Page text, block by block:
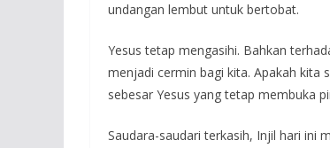
undangan lembut untuk bertobat.
Yesus tetap mengasihi. Bahkan
menjadi cermin bagi kita. Apakah kita
sebesar Yesus yang tetap membuka
Saudara-saudari terkasih, Injil hari ini